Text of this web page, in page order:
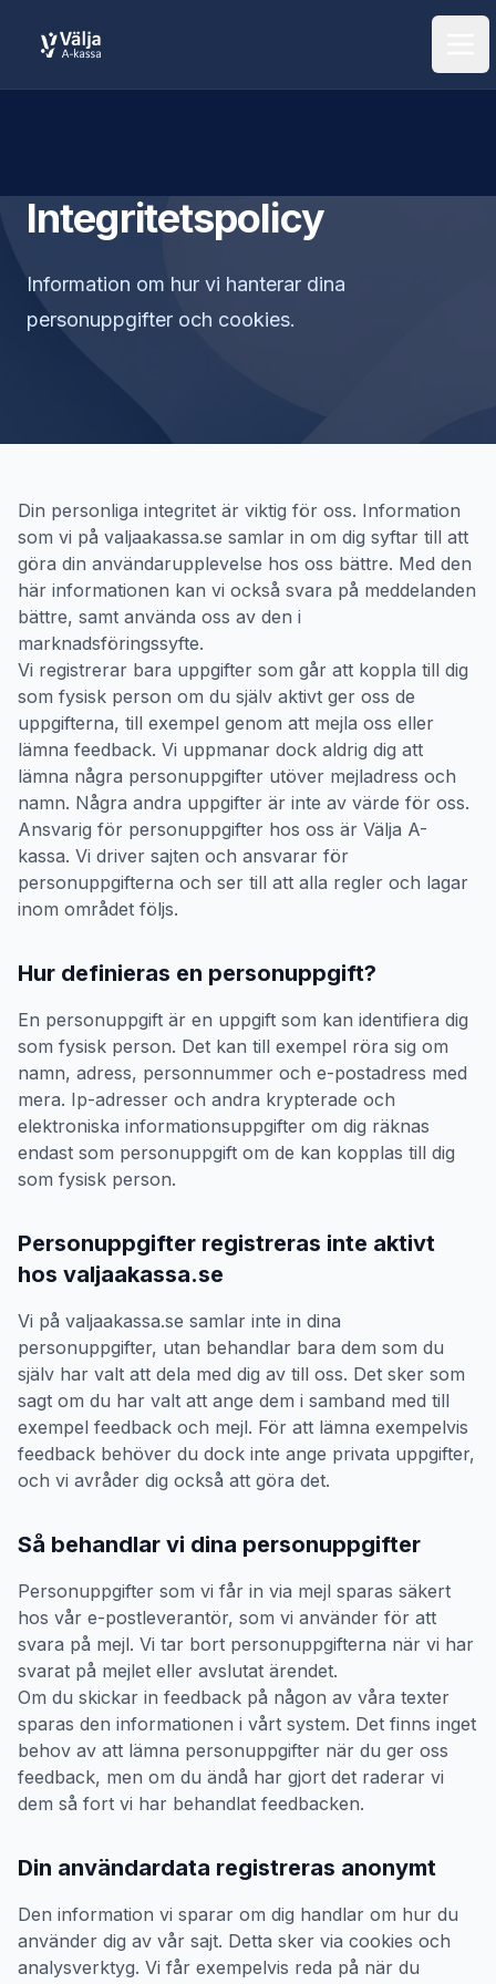
Integritetspolicy
Information om hur vi hanterar dina
personuppgifter och cookies.
Din personliga integritet är viktig för oss. Information
som vi på valjaakassa.se samlar in om dig syftar till att
göra din användarupplevelse hos oss bättre. Med den
här informationen kan vi också svara på meddelanden
bättre, samt använda oss av den i
marknadsföringssyfte.
Vi registrerar bara uppgifter som går att koppla till dig
som fysisk person om du själv aktivt ger oss de
uppgifterna, till exempel genom att mejla oss eller
lämna feedback. Vi uppmanar dock aldrig dig att
lämna några personuppgifter utöver mejladress och
namn. Några andra uppgifter är inte av värde för oss.
Ansvarig för personuppgifter hos oss är Välja A-
kassa. Vi driver sajten och ansvarar för
personuppgifterna och ser till att alla regler och lagar
inom området följs.
Hur definieras en personuppgift?
En personuppgift är en uppgift som kan identifiera dig
som fysisk person. Det kan till exempel röra sig om
namn, adress, personnummer och e-postadress med
mera. Ip-adresser och andra krypterade och
elektroniska informationsuppgifter om dig räknas
endast som personuppgift om de kan kopplas till dig
som fysisk person.
Personuppgifter registreras inte aktivt
hos valjaakassa.se
Vi på valjaakassa.se samlar inte in dina
personuppgifter, utan behandlar bara dem som du
själv har valt att dela med dig av till oss. Det sker som
sagt om du har valt att ange dem i samband med till
exempel feedback och mejl. För att lämna exempelvis
feedback behöver du dock inte ange privata uppgifter,
och vi avråder dig också att göra det.
Så behandlar vi dina personuppgifter
Personuppgifter som vi får in via mejl sparas säkert
hos vår e-postleverantör, som vi använder för att
svara på mejl. Vi tar bort personuppgifterna när vi har
svarat på mejlet eller avslutat ärendet.
Om du skickar in feedback på någon av våra texter
sparas den informationen i vårt system. Det finns inget
behov av att lämna personuppgifter när du ger oss
feedback, men om du ändå har gjort det raderar vi
dem så fort vi har behandlat feedbacken.
Din användardata registreras anonymt
Den information vi sparar om dig handlar om hur du
använder dig av vår sajt. Detta sker via cookies och
analysverktyg. Vi får exempelvis reda på när du